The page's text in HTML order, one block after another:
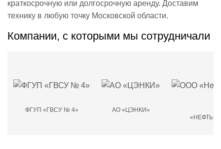
краткосрочную или долгосрочную аренду. Доставим
технику в любую точку Московской области.
Компании, с которыми мы сотрудничали
ФГУП «ГВСУ № 4» АО «ЦЭНКИ»